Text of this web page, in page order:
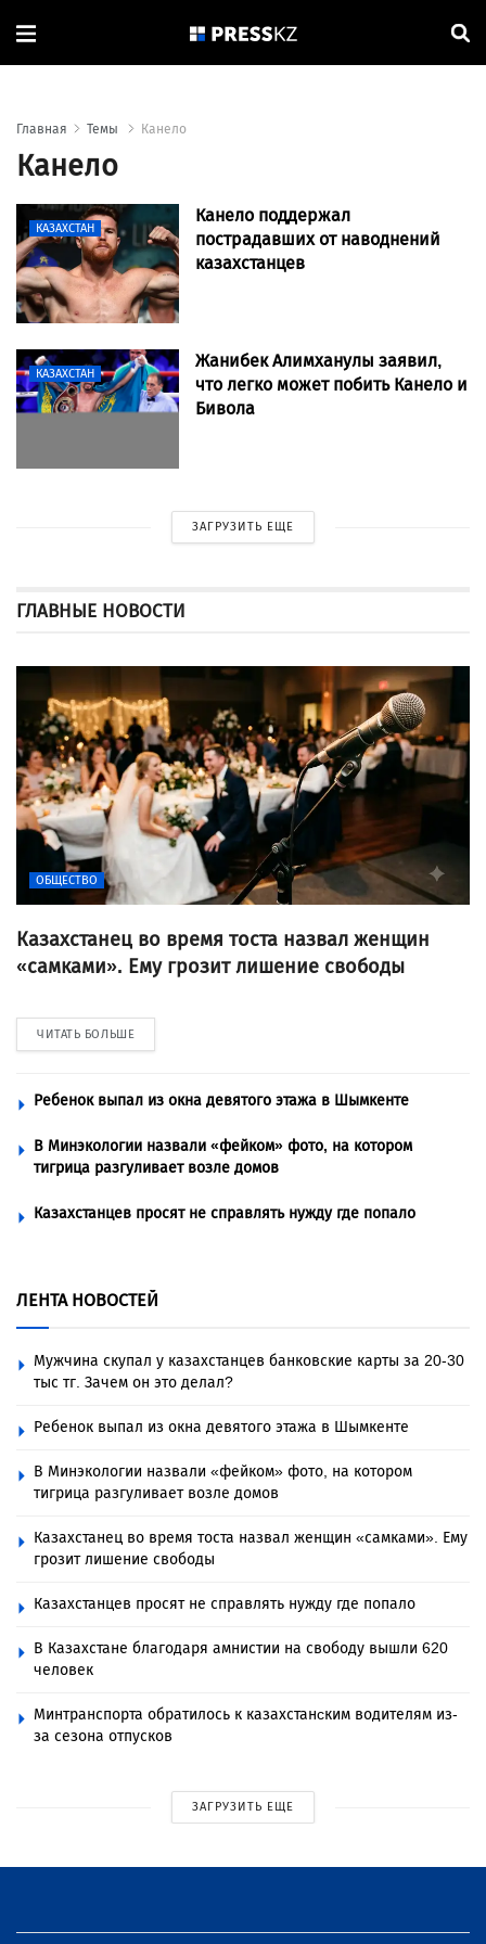
Главная Темы Канело
Канело
КАЗАХСТАН
Канело поддержал
пострадавших от наводнений
казахстанцев
КАЗАХСТАН
Жанибек Алимханулы заявил,
что легко может побить Канело и
Бивола
ЗАГРУЗИТЬ ЕЩЕ
ГЛАВНЫЕ НОВОСТИ
ОБЩЕСТВО
Казахстанец во время тоста назвал женщин
«самками». Ему грозит лишение свободы
ЧИТАТЬ БОЛЬШЕ
Ребенок выпал из окна девятого этажа в Шымкенте
В Минэкологии назвали «фейком» фото, на котором
тигрица разгуливает возле домов
Казахстанцев просят не справлять нужду где попало
ЛЕНТА НОВОСТЕЙ
Мужчина скупал у казахстанцев банковские карты за 20-30
тыс тг. Зачем он это делал?
Ребенок выпал из окна девятого этажа в Шымкенте
В Минэкологии назвали «фейком» фото, на котором
тигрица разгуливает возле домов
Казахстанец во время тоста назвал женщин «самками». Ему
грозит лишение свободы
Казахстанцев просят не справлять нужду где попало
В Казахстане благодаря амнистии на свободу вышли 620
человек
Минтранспорта обратилось к казахстанcким водителям из-
за сезона отпусков
ЗАГРУЗИТЬ ЕЩЕ